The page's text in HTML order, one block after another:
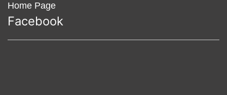
Home Page
Facebook